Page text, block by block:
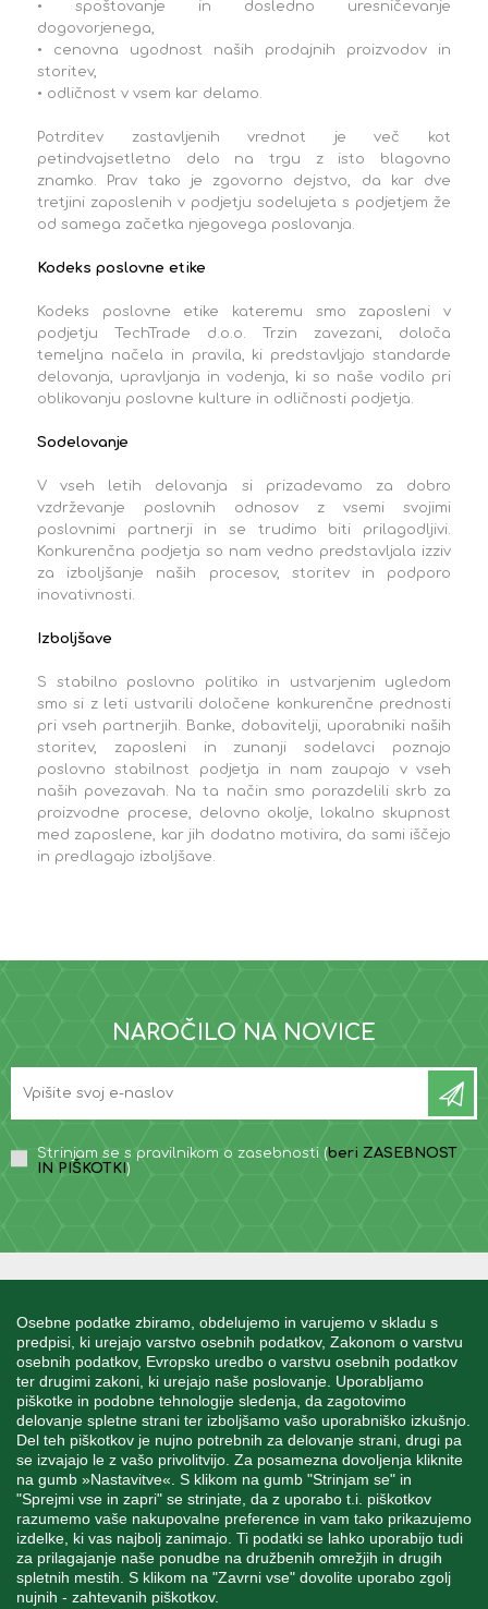
Osebne podatke zbiramo, obdelujemo in varujemo v skladu s
predpisi, ki urejajo varstvo osebnih podatkov, Zakonom o varstvu
osebnih podatkov, Evropsko uredbo o varstvu osebnih podatkov
ter drugimi zakoni, ki urejajo naše poslovanje. Uporabljamo
piškotke in podobne tehnologije sledenja, da zagotovimo
delovanje spletne strani ter izboljšamo vašo uporabniško izkušnjo.
Del teh piškotkov je nujno potrebnih za delovanje strani, drugi pa
se izvajajo le z vašo privolitvijo. Za posamezna dovoljenja kliknite
na gumb »Nastavitve«. S klikom na gumb "Strinjam se" in
"Sprejmi vse in zapri" se strinjate, da z uporabo t.i. piškotkov
razumemo vaše nakupovalne preference in vam tako prikazujemo
izdelke, ki vas najbolj zanimajo. Ti podatki se lahko uporabijo tudi
za prilagajanje naše ponudbe na družbenih omrežjih in drugih
spletnih mestih. S klikom na "Zavrni vse" dovolite uporabo zgolj
nujnih - zahtevanih piškotkov.
• spoštovanje in dosledno uresničevanje
dogovorjenega,
• cenovna ugodnost naših prodajnih proizvodov in
storitev,
• odličnost v vsem kar delamo.
Potrditev zastavljenih vrednot je več kot
petindvajsetletno delo na trgu z isto blagovno
znamko. Prav tako je zgovorno dejstvo, da kar dve
tretjini zaposlenih v podjetju sodelujeta s podjetjem že
od samega začetka njegovega poslovanja.
Kodeks poslovne etike
Kodeks poslovne etike kateremu smo zaposleni v
podjetju TechTrade d.o.o. Trzin zavezani, določa
temeljna načela in pravila, ki predstavljajo standarde
delovanja, upravljanja in vodenja, ki so naše vodilo pri
oblikovanju poslovne kulture in odličnosti podjetja.
Sodelovanje
V vseh letih delovanja si prizadevamo za dobro
vzdrževanje poslovnih odnosov z vsemi svojimi
poslovnimi partnerji in se trudimo biti prilagodljivi.
Konkurenčna podjetja so nam vedno predstavljala izziv
za izboljšanje naših procesov, storitev in podporo
inovativnosti.
Izboljšave
S stabilno poslovno politiko in ustvarjenim ugledom
smo si z leti ustvarili določene konkurenčne prednosti
pri vseh partnerjih. Banke, dobavitelji, uporabniki naših
storitev, zaposleni in zunanji sodelavci poznajo
poslovno stabilnost podjetja in nam zaupajo v vseh
naših povezavah. Na ta način smo porazdelili skrb za
proizvodne procese, delovno okolje, lokalno skupnost
med zaposlene, kar jih dodatno motivira, da sami iščejo
in predlagajo izboljšave.
NAROČILO NA NOVICE
Strinjam se s pravilnikom o zasebnosti (beri ZASEBNOST
IN PIŠKOTKI )
MOJ RAČUN
STORITEV ZA STRANKE
SPREMLJAJTE NAS